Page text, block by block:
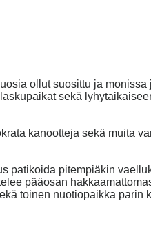
ollut suosittu ja
sekä
kanootteja sekä muita
patikoida pitempiäkin
pääosan
toinen nuotiopaikka